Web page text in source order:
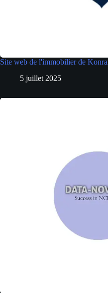
Site web de l'immobilier de
5 juillet 2025